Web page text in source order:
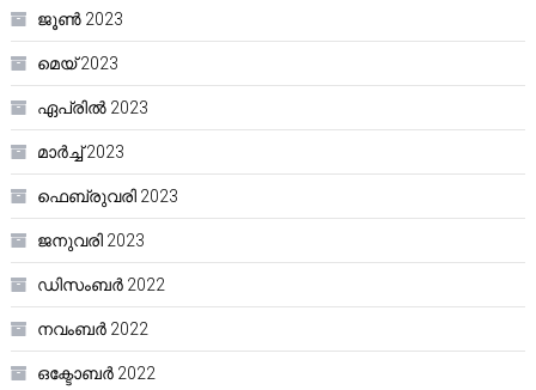
ജൂൺ 2023
മെയ്‌ 2023
ഏപ്രിൽ 2023
മാർച്ച്‌ 2023
ഫെബ്രുവരി 2023
ജനുവരി 2023
ഡിസംബർ 2022
നവംബർ 2022
ഒക്ടോബർ 2022